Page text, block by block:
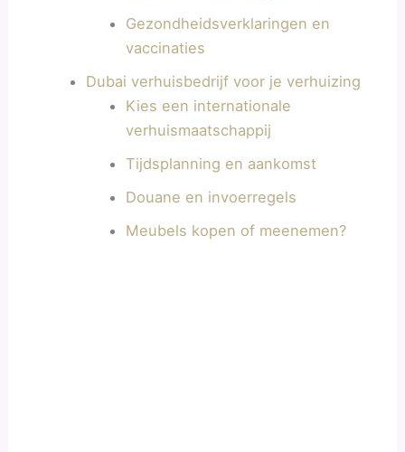
Gezondheidsverklaringen en
vaccinaties
Dubai verhuisbedrijf voor je verhuizing
Kies een internationale
verhuismaatschappij
Tijdsplanning en aankomst
Douane en invoerregels
Meubels kopen of meenemen?